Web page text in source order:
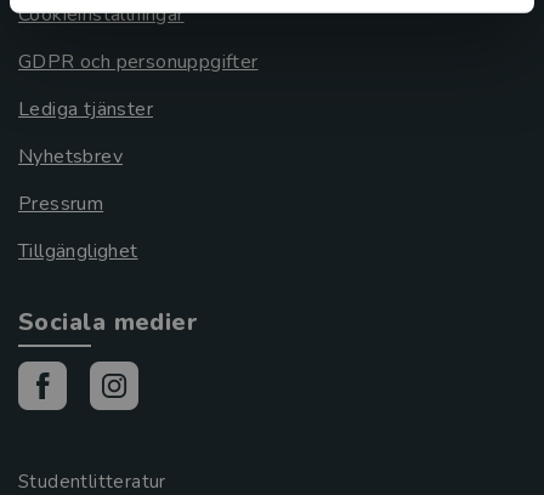
Cookieinställningar
GDPR och personuppgifter
Lediga tjänster
Nyhetsbrev
Pressrum
Tillgänglighet
Sociala medier
Studentlitteratur